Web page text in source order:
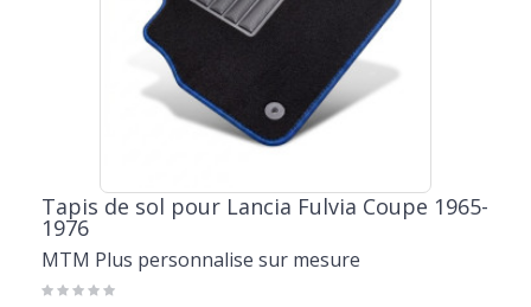
Tapis de sol pour Lancia Fulvia Coupe 1965-
1976
MTM Plus personnalise sur mesure